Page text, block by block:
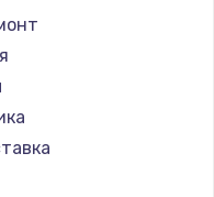
iru
Machenike
DEXP
Teclast
CHUWI
Colorful